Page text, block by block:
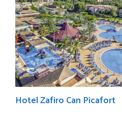
Hotel Zafiro Can Picafort